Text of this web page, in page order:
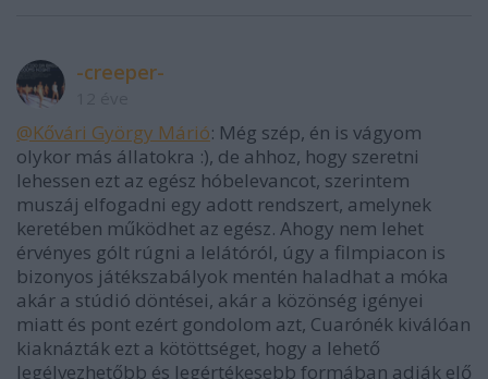
-creeper-
@Kővári György Márió: Még szép, én is vágyom
olykor más állatokra :), de ahhoz, hogy szeretni
lehessen ezt az egész hóbelevancot, szerintem
muszáj elfogadni egy adott rendszert, amelynek
keretében működhet az egész. Ahogy nem lehet
érvényes gólt rúgni a lelátóról, úgy a filmpiacon is
bizonyos játékszabályok mentén haladhat a móka
akár a stúdió döntései, akár a közönség igényei
miatt és pont ezért gondolom azt, Cuarónék kiválóan
kiaknázták ezt a kötöttséget, hogy a lehető
legélvezhetőbb és legértékesebb formában adják elő